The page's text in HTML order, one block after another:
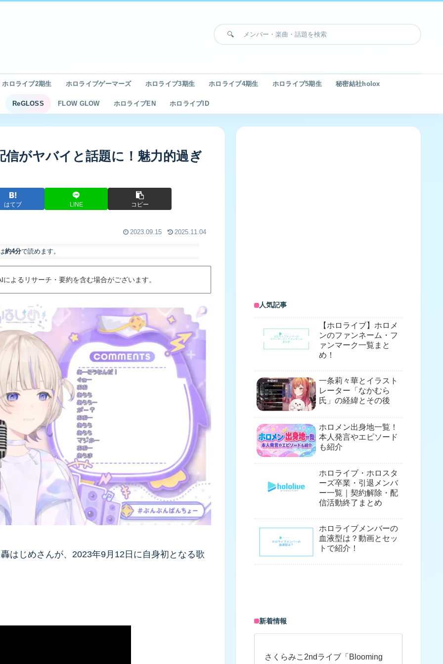
ホロライブ2期生 ホロライブゲーマーズ ホロライブ3期生 ホロライブ4期生 ホロライブ5期生 秘密結社holox
ReGLOSS FLOW GLOW ホロライブEN ホロライブID
がヤバイと話題に！魅力的過ぎ
はてブ LINE コピー
2023.09.15 2025.11.04
約4分で読めます。
よるリサーチ・要約を含む場合がございます。
はじめさんが、2023年9月12日に自身初となる歌
人気記事
【ホロライブ】ホロメ
ンのファンネーム・フ
ァンマーク一覧まと
め！
一条莉々華とイラスト
レーター「なかむら
氏」の経緯とその後
ホロメン出身地一覧！
本人発言やエピソード
も紹介
ホロライブ・ホロスタ
ーズ卒業・引退メンバ
ー一覧｜契約解除・配
信活動終了まとめ
ホロライブメンバーの
血液型は？動画とセッ
トで紹介！
新着情報
さくらみこ2ndライブ「Blooming